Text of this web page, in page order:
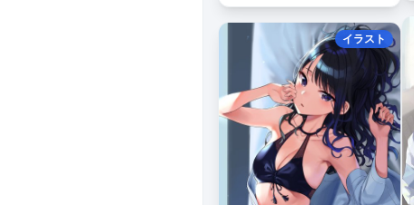
イラスト